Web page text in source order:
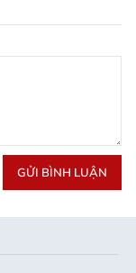
GỬI BÌNH LUẬN